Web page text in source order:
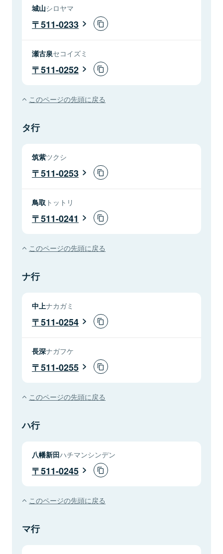
城山シロヤマ
511-0233
瀬古泉セコイズミ
511-0252
このページの先頭に戻る
タ行
筑紫ツクシ
511-0253
鳥取 トットリ
511-0241
このページの先頭に戻る
ナ行
中上ナカガミ
511-0254
長深ナガフケ
511-0255
このページの先頭に戻る
ハ行
八幡新田ハチマンシンデン
511-0245
このページの先頭に戻る
マ行